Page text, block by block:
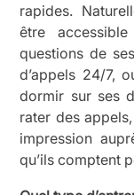
rapides.
être
questions de
d’appels 24/7,
dormir sur ses
rater des
impression
qu’ils comptent